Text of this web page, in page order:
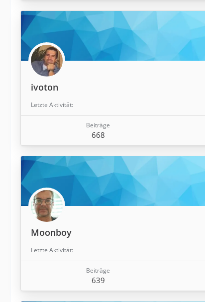
ivoton
Letzte Aktivität
Beiträge
668
Moonboy
Letzte Aktivität
Beiträge
639